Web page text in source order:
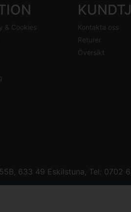
& Cookies
Kontakta oss
Returer
Översikt
633 49 Eskilstuna, Tel: 0702